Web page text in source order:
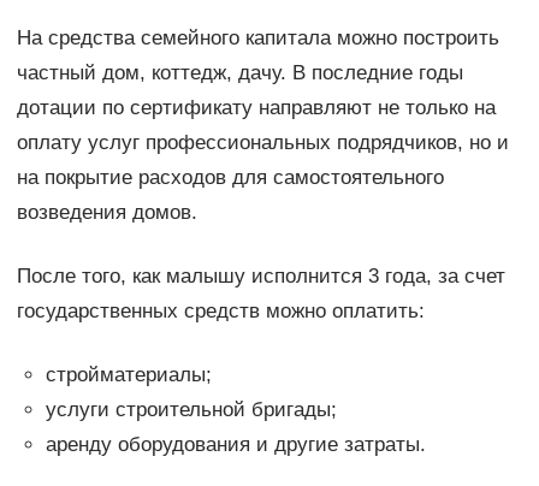
На средства семейного капитала можно построить
частный дом, коттедж, дачу. В последние годы
дотации по сертификату направляют не только на
оплату услуг профессиональных подрядчиков, но и
на покрытие расходов для самостоятельного
возведения домов.
После того, как малышу исполнится 3 года, за счет
государственных средств можно оплатить:
стройматериалы;
услуги строительной бригады;
аренду оборудования и другие затраты.